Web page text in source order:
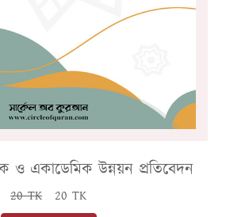
ও একাডেমিক উন্নয়ন প্রতিবেদন
20 TK 20 TK